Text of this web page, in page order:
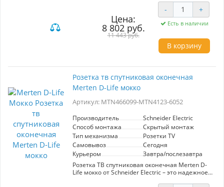
спутникового телевидения в вашем доме или
офисе. Изготовленная из высококачественных
материалов, она обеспечивает отличную
передачу сигнала и минимизирует потери.
Элегантный дизайн в цвете мокко гармонично
впишется в любой интерьер, добавляя ему
стильный акцент. Проходная конструкция
делает установку более удобной и
совместимость с различными стандартами
делают эту розетку идеальным выбором для
Инвестируя в Merten D-Life, вы получаете
решение для вашего медиа-пространства.
Цена:
8 802 руб.
11 443 руб.
- +
Есть в наличии
В корзину
Розетка тв спутниковая оконечная
Merten D-Life мокко
Артикул: MTN466099-MTN4123-6052
Производитель
Schneider Electric
Способ монтажа
Скрытый монтаж
Тип механизма
Розетки TV
Самовывоз
Сегодня
Курьером
Завтра/послезавтра
Розетка ТВ спутниковая оконечная Merten D-
Life мокко от Schneider Electric – это надежное и